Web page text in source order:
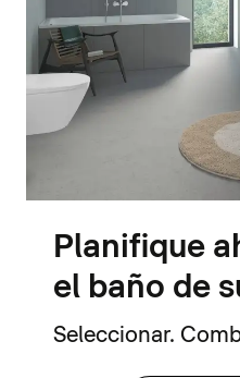
Planifique
el baño de
Seleccionar.